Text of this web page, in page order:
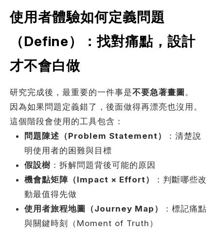
使用者體驗如何定義問題
（Define）：找對痛點，設計
才不會白做
研究完成後，最重要的一件事是不要急著畫圖 。
因為如果問題定義錯了，後面做得再漂亮也沒用。
這個階段會使用的工具包含：
問題陳述（Problem Statement）
：清楚說
明使用者的困難與目標
假設樹 ：拆解問題背後可能的原因
機會點矩陣（Impact × Effort）
：判斷哪些改
動最值得先做
使用者旅程地圖（Journey Map）
：標記痛點
與關鍵時刻（Moment of Truth）